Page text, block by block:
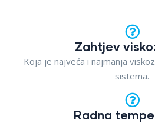
Zahtjev
Koja je najveća i najmanja
sistema.
Radna